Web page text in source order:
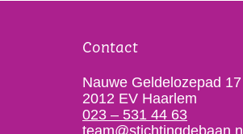
Contact
Nauwe Geldelozepad 17
2012 EV Haarlem
023 – 531 44 63